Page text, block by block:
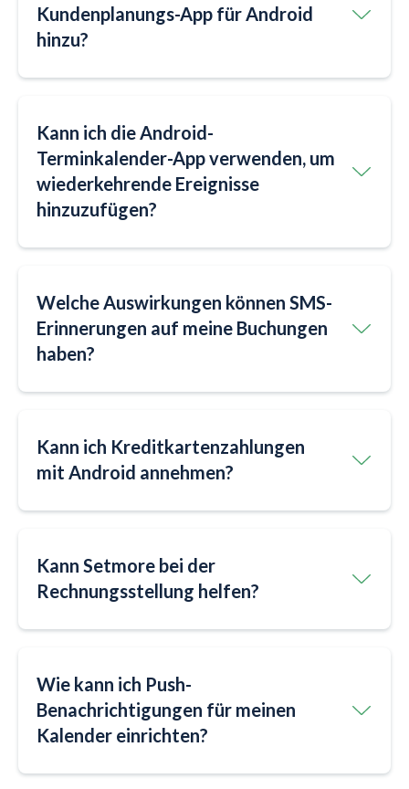
Kundenplanungs-App für Android
hinzu?
Kann ich die Android-
Terminkalender-App verwenden, um
wiederkehrende Ereignisse
hinzuzufügen?
Welche Auswirkungen können SMS-
Erinnerungen auf meine Buchungen
haben?
Kann ich Kreditkartenzahlungen
mit Android annehmen?
Kann Setmore bei der
Rechnungsstellung helfen?
Wie kann ich Push-
Benachrichtigungen für meinen
Kalender einrichten?